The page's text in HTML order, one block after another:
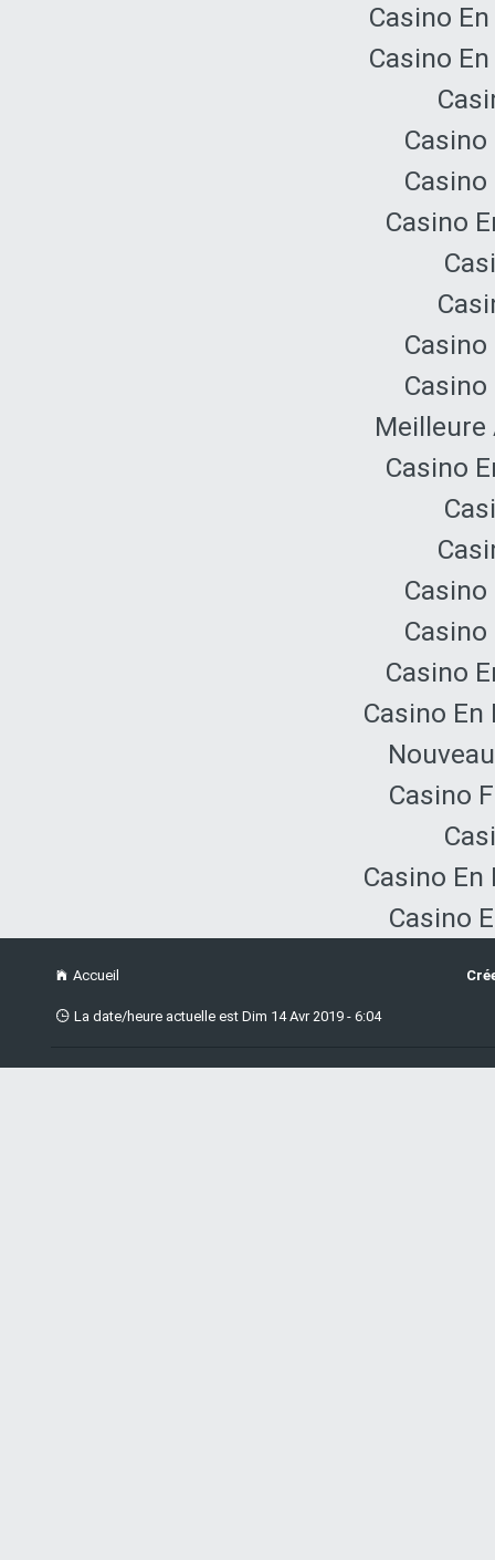
Casino
Casino
Casino
Casino
Casino
Casino
Casino
Casino
Casino
Casino
Casino
Casino En
Casino
Casino En
Casino
Accueil
La date/heure actuelle est Dim 14 Avr 2019 - 6:04